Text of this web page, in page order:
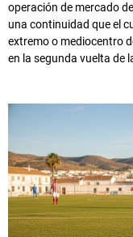
operación de mercado
una continuidad que el
extremo o mediocentro
en la segunda vuelta de